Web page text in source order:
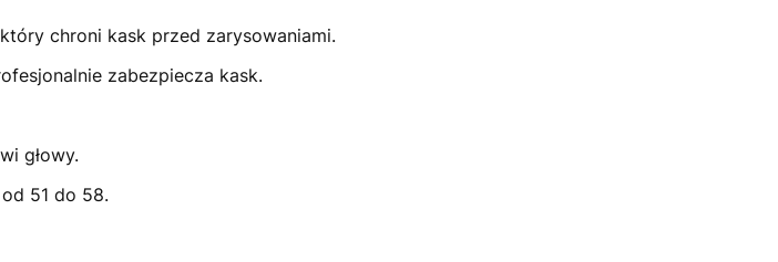
chroni kask przed zarysowaniami.
zabezpiecza kask.
głowy.
51 do 58.